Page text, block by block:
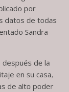
por
datos de todas
Sandra
de la
en su casa,
de alto poder